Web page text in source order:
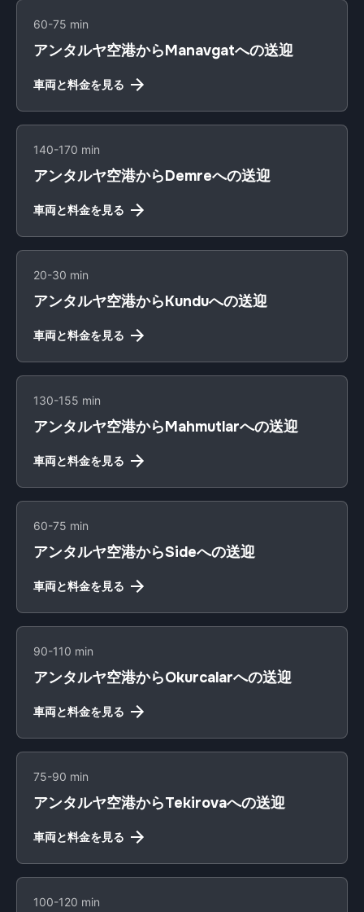
60-75 min
アンタルヤ空港からManavgatへの送迎
車両と料金を見る
140-170 min
アンタルヤ空港からDemreへの送迎
車両と料金を見る
20-30 min
アンタルヤ空港からKunduへの送迎
車両と料金を見る
130-155 min
アンタルヤ空港からMahmutlarへの送迎
車両と料金を見る
60-75 min
アンタルヤ空港からSideへの送迎
車両と料金を見る
90-110 min
アンタルヤ空港からOkurcalarへの送迎
車両と料金を見る
75-90 min
アンタルヤ空港からTekirovaへの送迎
車両と料金を見る
100-120 min